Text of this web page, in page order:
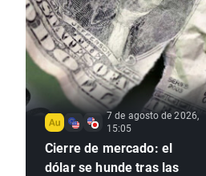
7 de agosto de 2026,
15:05
Cierre de mercado: el
dólar se hunde tras las